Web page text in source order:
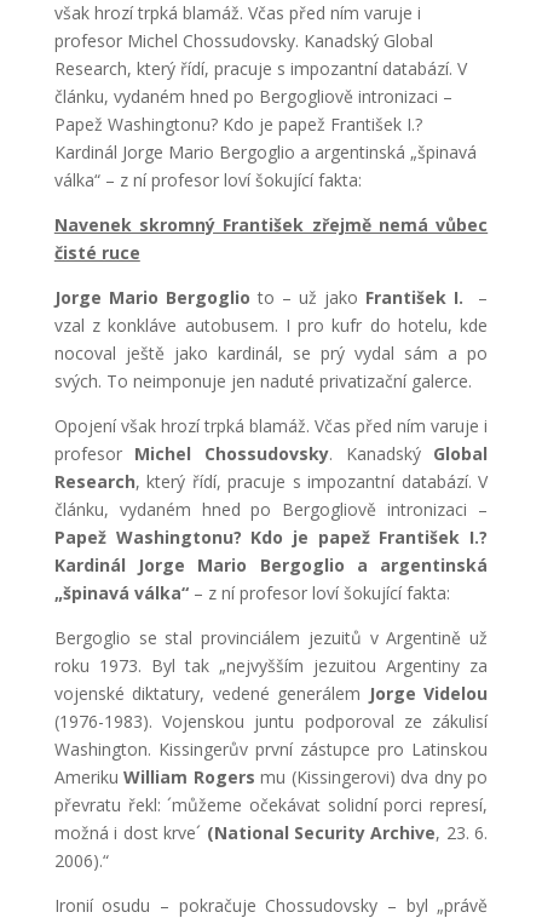
však hrozí trpká blamáž. Včas před ním varuje i
profesor Michel Chossudovsky. Kanadský Global
Research, který řídí, pracuje s impozantní databází. V
článku, vydaném hned po Bergogliově intronizaci –
Papež Washingtonu? Kdo je papež František I.?
Kardinál Jorge Mario Bergoglio a argentinská „špinavá
válka“ – z ní profesor loví šokující fakta:
Navenek skromný František zřejmě nemá vůbec
čisté ruce
Jorge Mario Bergoglioto – už jako František I.
–
vzal z konkláve autobusem. I pro kufr do hotelu, kde
nocoval ještě jako kardinál, se prý vydal sám a po
svých. To neimponuje jen naduté privatizační galerce.
Opojení však hrozí trpká blamáž. Včas před ním varuje i
profesor Michel Chossudovsky. Kanadský Global
Research, který řídí, pracuje s impozantní databází. V
článku, vydaném hned po Bergogliově intronizaci –
Papež Washingtonu? Kdo je papež František I.?
Kardinál Jorge Mario Bergoglio a argentinská
„špinavá válka“– z ní profesor loví šokující fakta:
Bergoglio se stal provinciálem jezuitů v Argentině už
roku 1973. Byl tak „nejvyšším jezuitou Argentiny za
vojenské diktatury, vedené generálem Jorge Videlou
(1976-1983). Vojenskou juntu podporoval ze zákulisí
Washington. Kissingerův první zástupce pro Latinskou
AmerikuWilliam Rogersmu (Kissingerovi) dva dny po
převratu řekl: ´můžeme očekávat solidní porci represí,
možná i dost krve´ (National Security Archive, 23. 6.
2006).“
Ironií osudu – pokračuje Chossudovsky – byl „právě